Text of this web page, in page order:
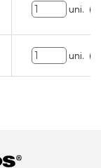
uni.
uni.